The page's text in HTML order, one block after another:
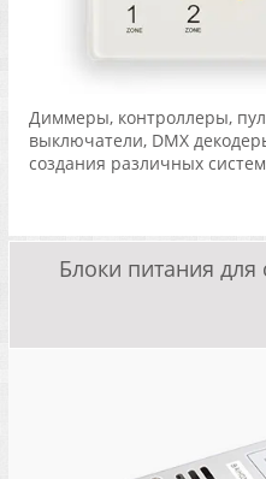
Диммеры, контроллеры,
выключатели, DMX
создания различных
Блоки питания